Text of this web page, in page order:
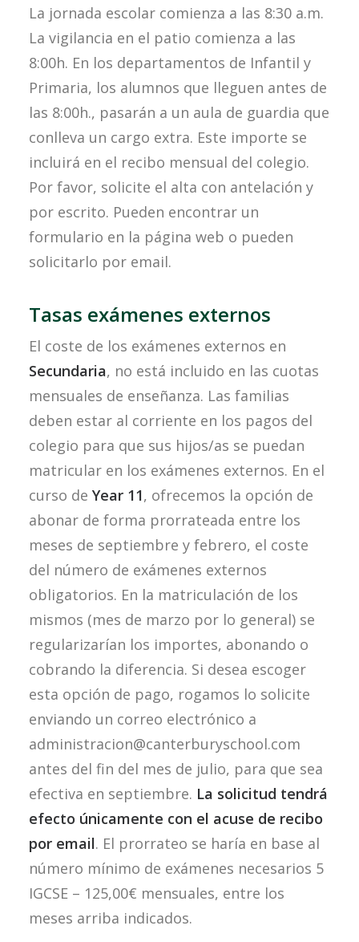
La jornada escolar comienza a las 8:30 a.m.
La vigilancia en el patio comienza a las
8:00h. En los departamentos de Infantil y
Primaria, los alumnos que lleguen antes de
las 8:00h., pasarán a un aula de guardia que
conlleva un cargo extra. Este importe se
incluirá en el recibo mensual del colegio.
Por favor, solicite el alta con antelación y
por escrito. Pueden encontrar un
formulario en la página web o pueden
solicitarlo por email.
Tasas exámenes externos
El coste de los exámenes externos en
Secundaria, no está incluido en las cuotas
mensuales de enseñanza. Las familias
deben estar al corriente en los pagos del
colegio para que sus hijos/as se puedan
matricular en los exámenes externos. En el
curso de Year 11, ofrecemos la opción de
abonar de forma prorrateada entre los
meses de septiembre y febrero, el coste
del número de exámenes externos
obligatorios. En la matriculación de los
mismos (mes de marzo por lo general) se
regularizarían los importes, abonando o
cobrando la diferencia. Si desea escoger
esta opción de pago, rogamos lo solicite
enviando un correo electrónico a
administracion@canterburyschool.com
antes del fin del mes de julio, para que sea
efectiva en septiembre. La solicitud tendrá
efecto únicamente con el acuse de recibo
por email. El prorrateo se haría en base al
número mínimo de exámenes necesarios 5
IGCSE – 125,00€ mensuales, entre los
meses arriba indicados.